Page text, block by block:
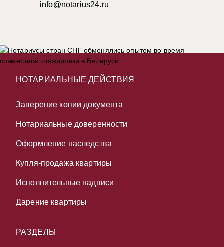
info@notarius24.ru
НОТАРИАЛЬНЫЕ ДЕЙСТВИЯ
Заверение копии документа
Нотариальные доверенности
Оформление наследства
Купля-продажа квартиры
Исполнительные надписи
Дарение квартиры
РАЗДЕЛЫ